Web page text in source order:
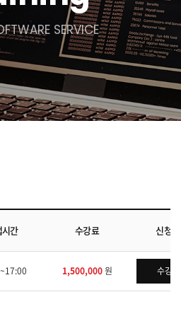
SERVICE
간 수강료 신청
1,500,000원 수강